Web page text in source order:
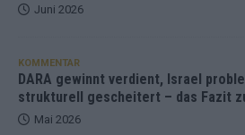
Juni 2026
KOMMENTAR
DARA gewinnt verdient, Israel
strukturell gescheitert – das Fazit
Mai 2026